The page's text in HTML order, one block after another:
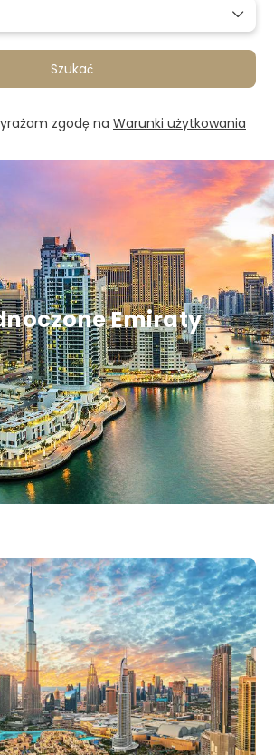
Emiraty
Szukać
zgodę na Warunki użytkowania